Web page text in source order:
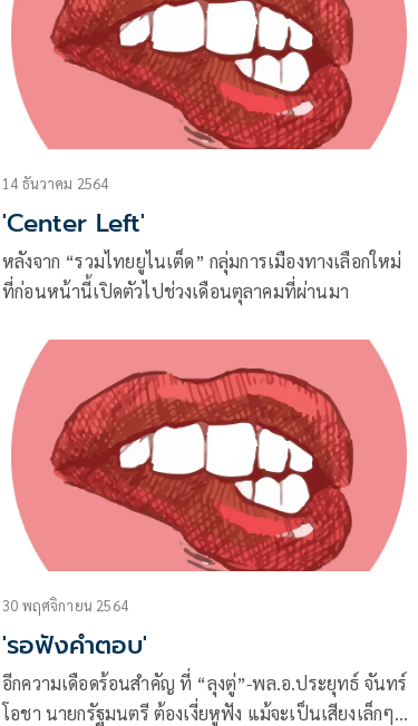
14 ธันวาคม 2564
'Center Left'
หลังจาก “รวมไทยยูไนเต็ด” กลุ่มการเมืองทางเลือกใหม่
ที่ก่อนหน้านี้เปิดตัวไปช่วงเดือนตุลาคมที่ผ่านมา
30 พฤศจิกายน 2564
'รอฟังคำตอบ'
อีกความเดือดร้อนสำคัญ ที่ “ลุงตู่”-พล.อ.ประยุทธ์ จันทร์
โอชา นายกรัฐมนตรี ต้องเงี่ยหูฟัง แม้จะเป็นเสียงเล็กๆ